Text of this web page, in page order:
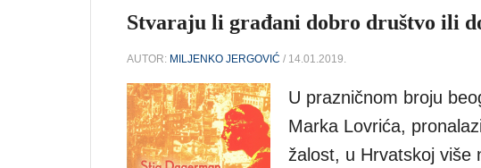
Stvaraju li građani dobro društvo ili
AUTOR: MILJENKO JERGOVIĆ / 14.01.2019.
U prazničnom broju
Marka Lovrića,
žalost, u Hrvatskoj više